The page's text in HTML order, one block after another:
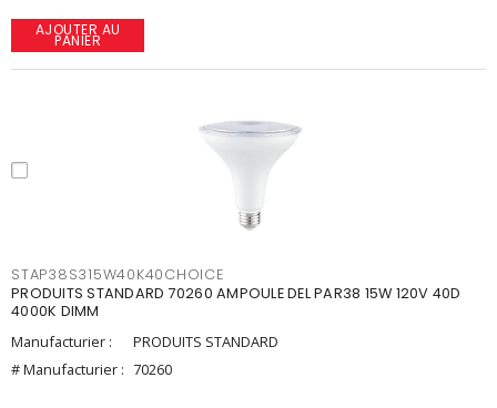
AJOUTER AU
PANIER
STAP38S315W40K40CHOICE
PRODUITS STANDARD 70260 AMPOULE DEL PAR38 15W 120V 40D
4000K DIMM
Manufacturier :
PRODUITS STANDARD
# Manufacturier : 70260